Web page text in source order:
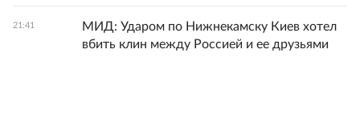
21:41
МИД: Ударом по Нижнекамску Киев хотел
вбить клин между Россией и ее друзьями